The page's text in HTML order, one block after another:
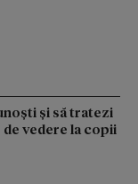
și să tratezi
vedere la copii